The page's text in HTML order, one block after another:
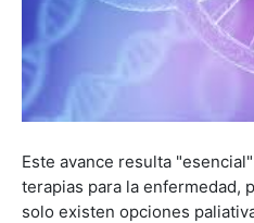
Este avance resulta
terapias para la enfermedad,
solo existen opciones